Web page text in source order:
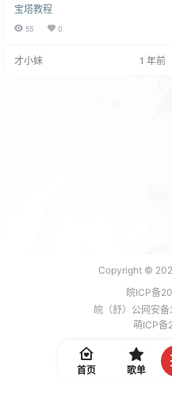
手！ 开了防火墙你还是天天来！不
想关你ip你却一直逼迫着！ 你是把
服务器。你有本事去搞他呀！ 折腾
宝塔教程
55 0
才小妹 1 年前
Copyright ©
皖ICP备
皖（舒）公网安
萌ICP备
加载 7 能，
首页
歌单